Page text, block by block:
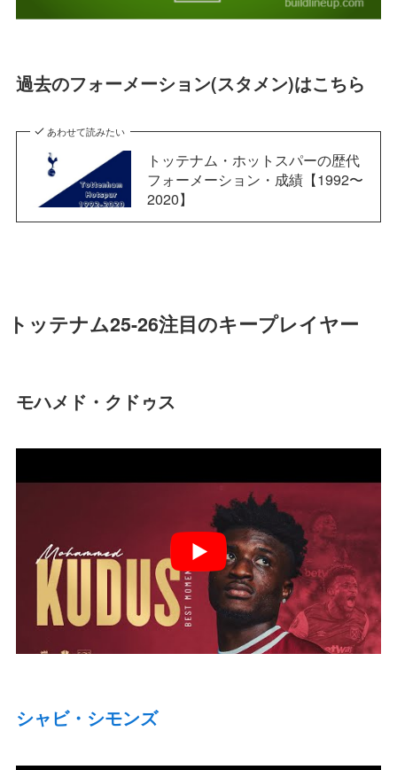
過去のフォーメーション(スタメン)はこちら
あわせて読みたい
トッテナム・ホットスパーの歴代
フォーメーション・成績【1992〜
2020】
トッテナム25-26注目のキープレイヤー
モハメド・クドゥス
シャビ・シモンズ